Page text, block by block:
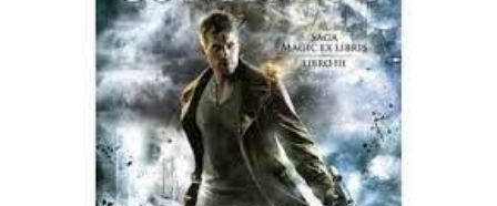
ADD TO CART